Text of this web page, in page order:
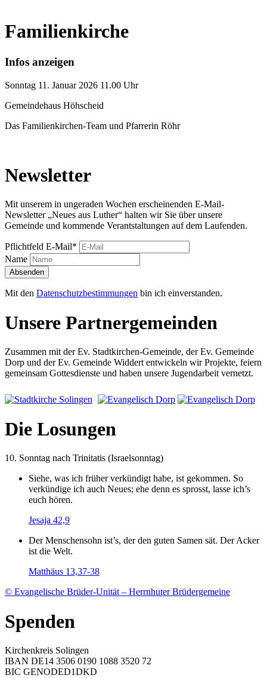
Familienkirche
Infos anzeigen
Sonntag 11. Januar 2026 11.00 Uhr
Gemeindehaus Höhscheid
Das Familienkirchen-Team und Pfarrerin Röhr
Newsletter
Mit unserem in ungeraden Wochen erscheinenden E-Mail-
Newsletter „Neues aus Luther“ halten wir Sie über unsere
Gemeinde und kommende Verantstaltungen auf dem Laufenden.
Pflichtfeld E-Mail*
Name
Absenden
Mit den Datenschutzbestimmungen bin ich einverstanden.
Unsere Partnergemeinden
Zusammen mit der Ev. Stadtkirchen-Gemeinde, der Ev. Gemeinde
Dorp und der Ev. Gemeinde Widdert entwickeln wir Projekte, feiern
gemeinsam Gottesdienste und haben unsere Jugendarbeit vernetzt.
Die Losungen
10. Sonntag nach Trinitatis (Israelsonntag)
Siehe, was ich früher verkündigt habe, ist gekommen. So
verkündige ich auch Neues; ehe denn es sprosst, lasse ich’s
euch hören.
Jesaja 42,9
Der Menschensohn ist’s, der den guten Samen sät. Der Acker
ist die Welt.
Matthäus 13,37-38
© Evangelische Brüder-Unität – Herrnhuter Brüdergemeine
Spenden
Kirchenkreis Solingen
IBAN DE14 3506 0190 1088 3520 72
BIC GENODED1DKD